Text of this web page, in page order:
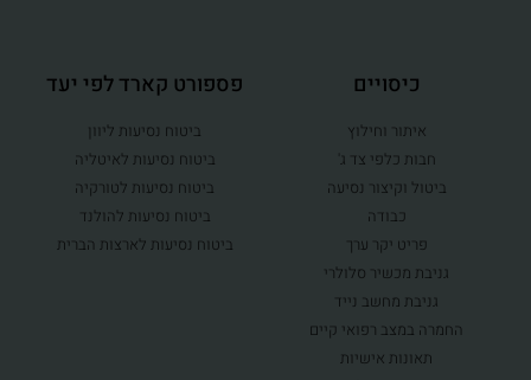
כיסויים
איתור וחילוץ
חבות כלפי צד ג'
ביטול וקיצור נסיעה
כבודה
פריט יקר ערך
גניבת מכשיר סלולרי
גניבת מחשב נייד
החמרה במצב רפואי קיים
תאונות אישיות
פספורט קארד לפי יעד
ביטוח נסיעות ליוון
ביטוח נסיעות לאיטליה
ביטוח נסיעות לטורקיה
ביטוח נסיעות להולנד
ביטוח נסיעות לארצות הברית